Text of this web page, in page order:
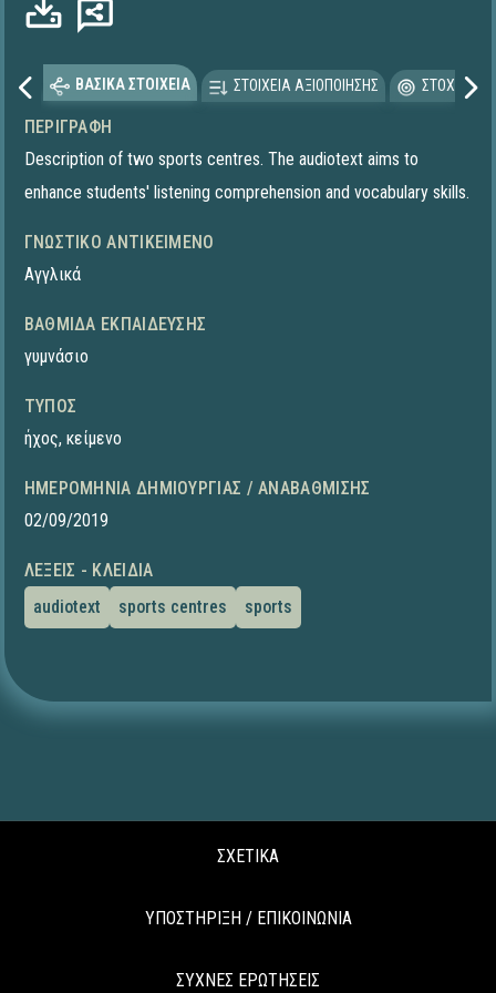
ΒΑΣΙΚΑ ΣΤΟΙΧΕΙΑ ΣΤΟΙΧΕΙΑ ΑΞΙΟΠΟΙΗΣΗΣ
ΠΕΡΙΓΡΑΦΉ
Description of two sports centres. The audiotext aims to
enhance students' listening comprehension and vocabulary skills.
ΓΝΩΣΤΙΚΌ ΑΝΤΙΚΕΊΜΕΝΟ
Αγγλικά
ΒΑΘΜΊΔΑ ΕΚΠΑΊΔΕΥΣΗΣ
γυμνάσιο
ΤΎΠΟΣ
ήχος, κείμενο
ΗΜΕΡΟΜΗΝΊΑ ΔΗΜΙΟΥΡΓΊΑΣ / ΑΝΑΒΆΘΜΙΣΗΣ
02/09/2019
ΛΈΞΕΙΣ - ΚΛΕΙΔΙΆ
audiotext
sports centres sports
ΣΧΕΤΙΚΑ
ΥΠΟΣΤΗΡΙΞΗ / ΕΠΙΚΟΙΝΩΝΙΑ
ΣΥΧΝΕΣ ΕΡΩΤΗΣΕΙΣ